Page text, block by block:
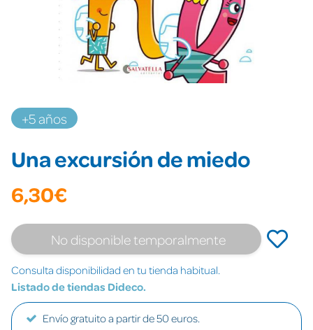
+5 años
Una excursión de miedo
6,30€
No disponible temporalmente
Consulta disponibilidad en tu tienda habitual.
Listado de tiendas Dideco.
Envío gratuito a partir de 50 euros.